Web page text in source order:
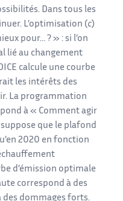
Dans tous les
L’optimisation ( c)
pour… ? » : si l’on
lié au changement
calcule une courbe
les intérêts des
La programmation
à « Comment agir
que le plafond
2020 en fonction
d’émission optimale
correspond à des
des dommages forts.